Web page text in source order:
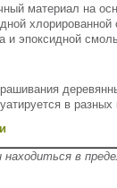
материал на
и эпоксидной
в
находиться в